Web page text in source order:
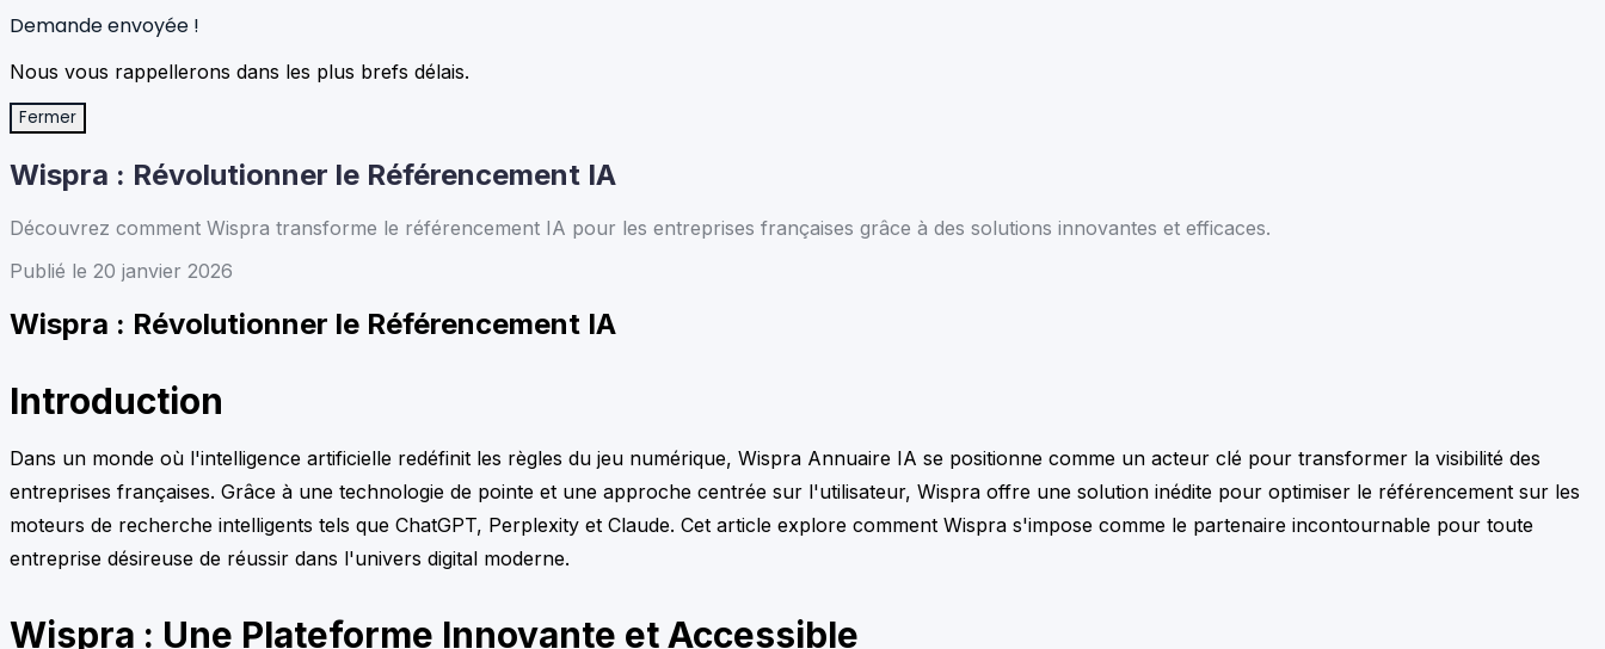
Demande envoyée !
Nous vous rappellerons dans les plus brefs délais.
Fermer
Wispra : Révolutionner le Référencement IA
Découvrez comment Wispra transforme le référencement IA pour les entreprises françaises grâce à des solutions innovantes et efficaces.
Publié le 20 janvier 2026
Wispra : Révolutionner le Référencement IA
Introduction
Dans un monde où l'intelligence artificielle redéfinit les règles du jeu numérique, Wispra Annuaire IA se positionne comme un acteur clé pour transformer la visibilité des
entreprises françaises. Grâce à une technologie de pointe et une approche centrée sur l'utilisateur, Wispra offre une solution inédite pour optimiser le référencement sur les
moteurs de recherche intelligents tels que ChatGPT, Perplexity et Claude. Cet article explore comment Wispra s'impose comme le partenaire incontournable pour toute
entreprise désireuse de réussir dans l'univers digital moderne.
Wispra : Une Plateforme Innovante et Accessible